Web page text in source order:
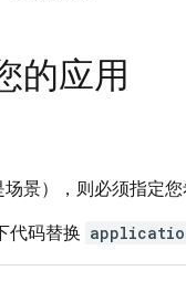
的应用
景），则必须指定您
代码替换